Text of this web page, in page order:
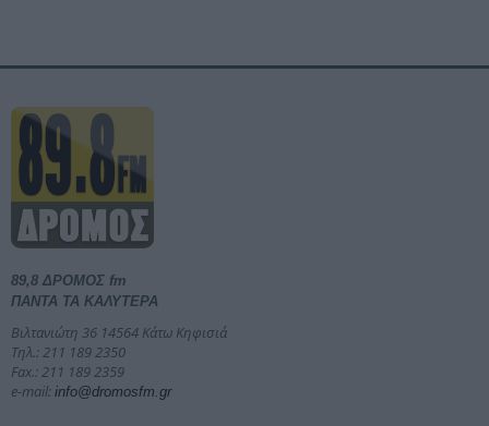
89,8 ΔΡΟΜΟΣ fm
ΠΑΝΤΑ ΤΑ ΚΑΛΥΤΕΡΑ
Βιλτανιώτη 36 14564 Κάτω Κηφισιά
Τηλ.: 211 189 2350
Fax.: 211 189 2359
e-mail: info@dromosfm.gr